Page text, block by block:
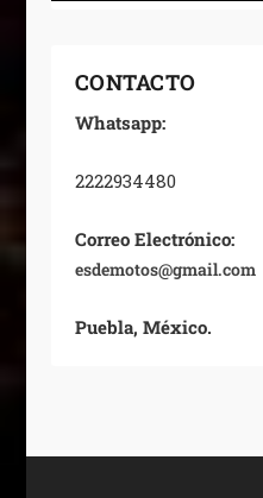
CONTACTO
Whatsapp:
2222934480
Correo Electrónico:
esdemotos@gmail.com
Puebla, México.